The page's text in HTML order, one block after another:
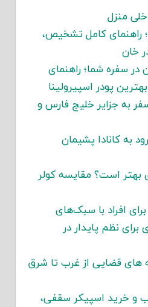
منزل
راهنمای کامل تشخیص،
خان
در سفره شما؛ راهنمای
پودر اسپیرولینا
به جزایر خلیج فارس و
به کانادا پشیمان
بهتر است؟ مقایسه کولر
افراد با سبک‌های
برای نظم پایدار در
قضایی از غرب تا شرق
و خرید اسپیکر سقفی،